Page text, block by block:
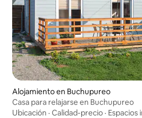
Alojamiento en Buchupureo
Casa para relajarse en Buchupureo
Ubicación · Calidad-precio · Espacios